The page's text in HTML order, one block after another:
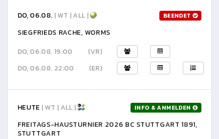
DO, 06.08. | WT | ALL | BEENDET
SIEGFRIEDS RACHE, WORMS
DO, 06.08. 19:00
(VR)
DO, 06.08. 22:00
(ER)
HEUTE | WT | ALL | INFO & ANMELDEN
FREITAGS-HAUSTURNIER 2026 BC STUTTGART 1891,
STUTTGART